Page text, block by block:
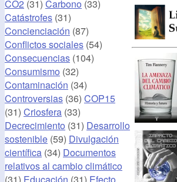
CO2 (31) Carbono (33)
Catástrofes (31)
Concienciación (87)
Conflictos sociales (54)
Consecuencias (104)
Consumismo (32)
Contaminación (34)
Controversias (36) COP15
(31) Criosfera (33)
Decrecimiento (31) Desarrollo
sostenible (59) Divulgación
científica (34) Documentos
relativos al cambio climático
(31) Educación (31) Efecto